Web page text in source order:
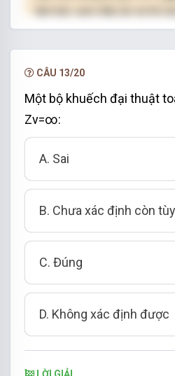
hạn.
CÂU 13/20
Một bộ khuếch đại thuật
Zv=∞:
A. Sai
B. Chưa xác định còn
C. Đúng
D. Không xác định được
LỜI GIẢI